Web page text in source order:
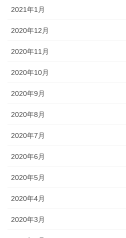
2021年1月
2020年12月
2020年11月
2020年10月
2020年9月
2020年8月
2020年7月
2020年6月
2020年5月
2020年4月
2020年3月